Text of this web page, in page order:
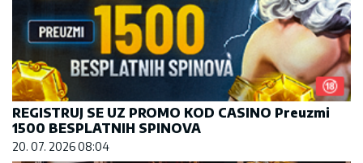
REGISTRUJ SE UZ PROMO KOD CASINO Preuzmi
1500 BESPLATNIH SPINOVA
20. 07. 2026 08:04